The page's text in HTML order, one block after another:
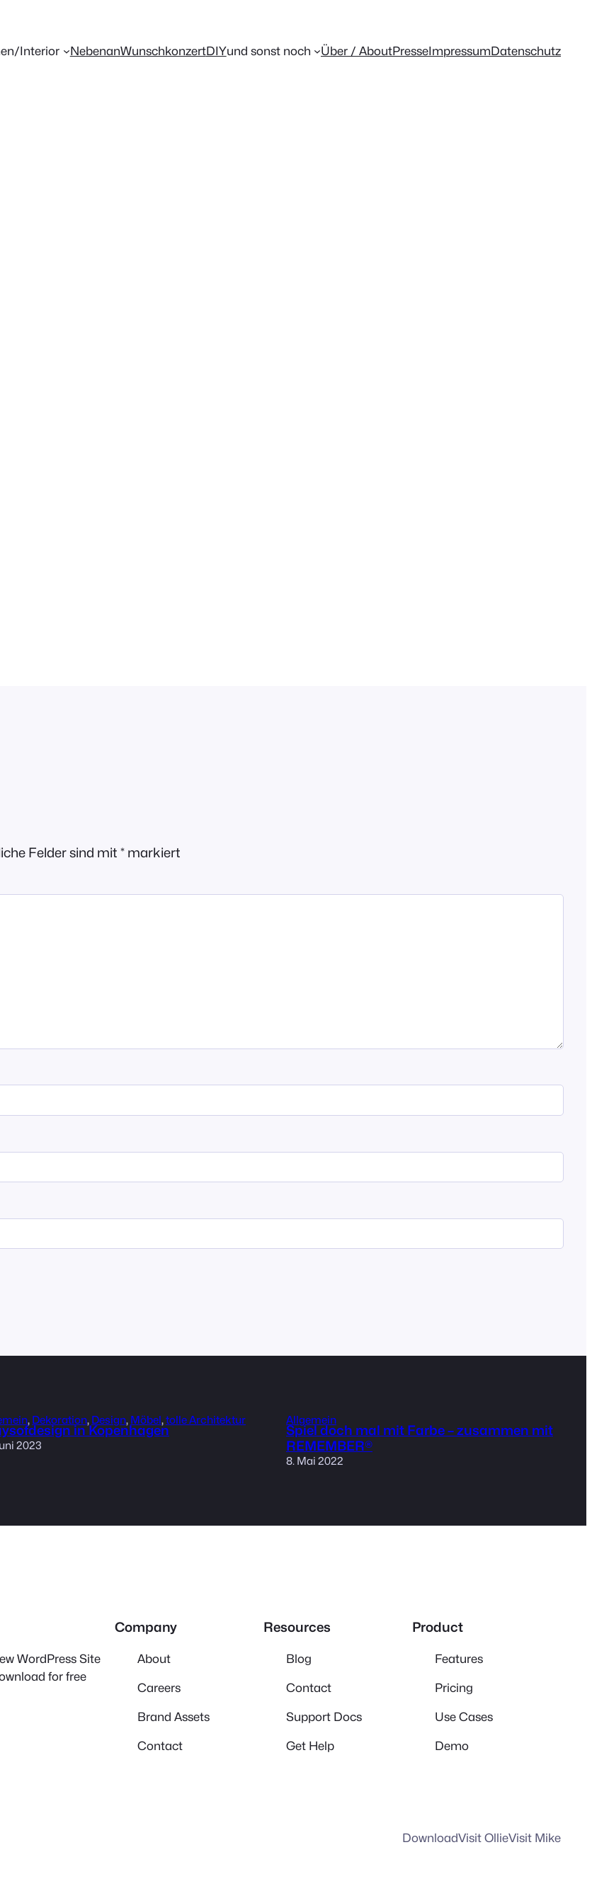
Interior NebenanWunschkonzertDIYund sonst noch Über / AboutPresseImpressumDatenschutz
Felder sind mit * markiert
, Dekoration, Design, Möbel, tolle Architektur
in Kopenhagen
2023
Allgemein
Spiel doch mal mit Farbe – zusammen mit
REMEMBER®
8. Mai 2022
WordPress Site
for free
Company
About
Careers
Brand Assets
Contact
Resources
Blog
Contact
Support Docs
Get Help
Product
Features
Pricing
Use Cases
Demo
DownloadVisit OllieVisit Mike